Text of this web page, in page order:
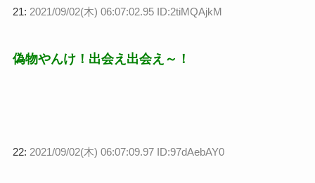
21: 2021/09/02(木) 06:07:02.95 ID:2tiMQAjkM
偽物やんけ！出会え出会え～！
22: 2021/09/02(木) 06:07:09.97 ID:97dAebAY0